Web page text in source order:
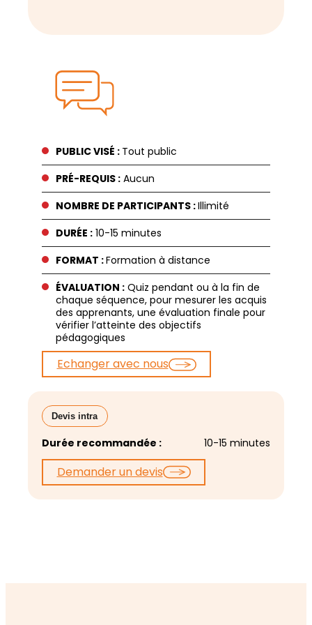
PUBLIC VISÉ : Tout public
PRÉ-REQUIS : Aucun
NOMBRE DE PARTICIPANTS :Illimité
DURÉE : 10-15 minutes
FORMAT :Formation à distance
ÉVALUATION : Quiz pendant ou à la fin de
chaque séquence, pour mesurer les acquis
des apprenants, une évaluation finale pour
vérifier l’atteinte des objectifs
pédagogiques
Echanger avec nous
Devis intra
Durée recommandée : 10-15 minutes
Demander un devis
Sensibilisation au
Référent harcèlement
Prise en charge des